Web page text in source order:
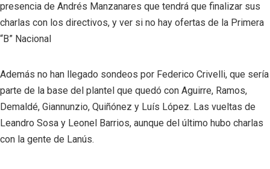
presencia de Andrés Manzanares que tendrá que finalizar sus
charlas con los directivos, y ver si no hay ofertas de la Primera
“B” Nacional
Además no han llegado sondeos por Federico Crivelli, que sería
parte de la base del plantel que quedó con Aguirre, Ramos,
Demaldé, Giannunzio, Quiñónez y Luís López. Las vueltas de
Leandro Sosa y Leonel Barrios, aunque del último hubo charlas
con la gente de Lanús.